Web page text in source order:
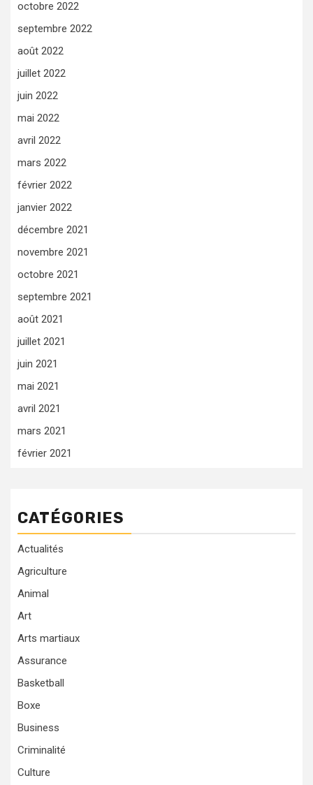
octobre 2022
septembre 2022
août 2022
juillet 2022
juin 2022
mai 2022
avril 2022
mars 2022
février 2022
janvier 2022
décembre 2021
novembre 2021
octobre 2021
septembre 2021
août 2021
juillet 2021
juin 2021
mai 2021
avril 2021
mars 2021
février 2021
CATÉGORIES
Actualités
Agriculture
Animal
Art
Arts martiaux
Assurance
Basketball
Boxe
Business
Criminalité
Culture